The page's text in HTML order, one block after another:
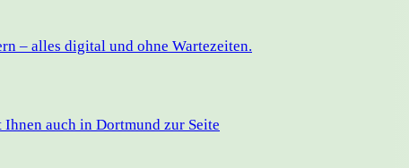
– alles digital und ohne Wartezeiten.
auch in Dortmund zur Seite